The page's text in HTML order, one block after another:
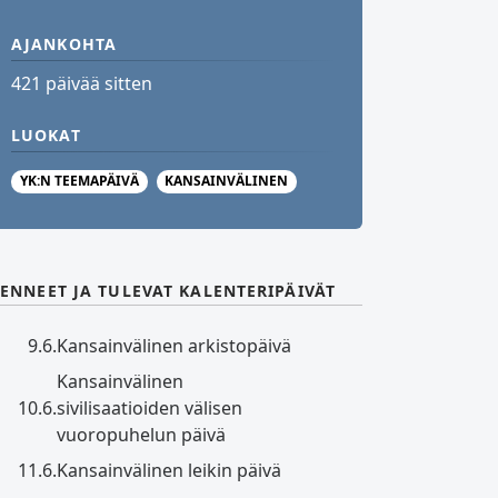
AJANKOHTA
421 päivää sitten
LUOKAT
YK:N TEEMAPÄIVÄ KANSAINVÄLINEN
JA TULEVAT KALENTERIPÄIVÄT
9.6.Kansainvälinen arkistopäivä
10.6.
Kansainvälinen
sivilisaatioiden välisen
vuoropuhelun päivä
11.6.Kansainvälinen leikin päivä